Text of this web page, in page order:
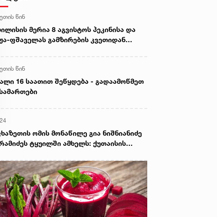
წინ
მერია 8 აგვისტოს პეკინისა და
ფშაველას გამზირების კვეთიდან
წინ
16 საათით შეწყდება - გადაამოწმეთ
ომის მონაწილე გია ნიშნიანიძე
ტყუილში ამხელს: ქუთაისის
მეომარი, იმავე დღეს გავფრინდი
აეროდრომზე მოვიდნენ
ოზგანი და ბესლან კობახია,
ჩვენი ბიჭები და მოხდა გაცვლა
ყველაზე. რა ბარამიძე, რის ბარამიძე
ბარამიძე არც ყოფილა და არც არავის